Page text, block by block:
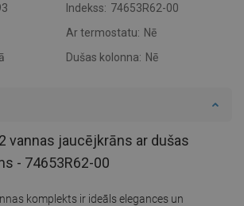
Indekss: 74653R62-00
Ar termostatu: Nē
Dušas kolonna: Nē
vannas jaucējkrāns ar dušas
- 74653R62-00
komplekts ir ideāls elegances un